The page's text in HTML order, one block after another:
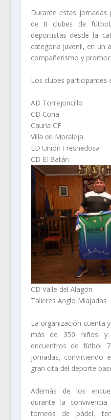
Durante estas jornadas
de 8 clubes de
deportistas desde la
categoría juvenil, en un
compañerismo y
Los clubes participantes
AD Torrejoncillo
CD Coria
Cauria CF
Villa de Moraleja
ED Unión Fresnedosa
CD El Batán
CD Valle del Alagón
Talleres Anglo Miajadas
La organización cuenta
más de 350 niños y
encuentros de fútbol
jornadas, convirtiendo
gran cita del deporte
Además de los
durante la
torneos de pádel,